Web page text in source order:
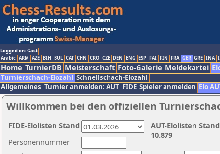
Logged on: Gast
Arabic ARM AZE BIH BUL CAT CHN CRO CZE DEN ENG ESP FAI FIN FRA GER GRE INA
Home TurnierDB Meisterschaft Foto-Galerie Meldekartei
Turnierschach-Elozahl Schnellschach-Elozahl
Allgemeines Turnier anmelden: AUT FIDE Spieler anmelden Elo
Willkommen bei den offiziellen
Personennummer
AUT-Elolisten
10.879
FIDE-Elolisten Stand